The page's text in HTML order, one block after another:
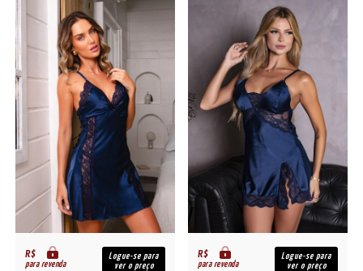
R$
para revenda
Logue-se para
ver o preço
R$
para revenda
Logue-se para
ver o preço